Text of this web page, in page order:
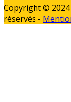
Copyright © 2024
réservés -